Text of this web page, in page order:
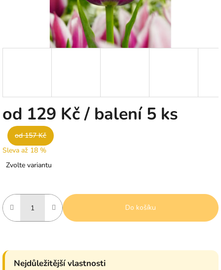
od 129 Kč/ balení 5 ks
od 157 Kč
Sleva až 18 %
cena:
Zvolte variantu
Do košíku
Nejdůležitější vlastnosti